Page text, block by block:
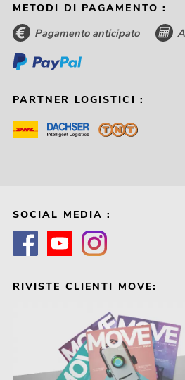
METODI DI PAGAMENTO :
Pagamento anticipato
PARTNER LOGISTICI :
SOCIAL MEDIA :
RIVISTE CLIENTI MOVE: